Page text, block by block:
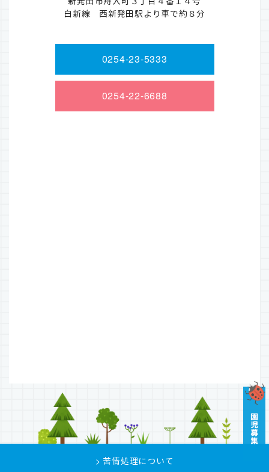
白新線 西新発田駅より車で約８分
0254-23-5333
0254-22-6688
> 苦情処理について